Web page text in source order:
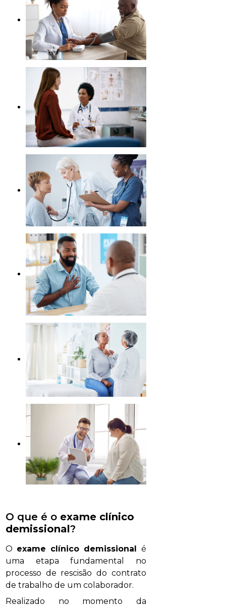
O que é o exame clínico
demissional?
O exame clínico demissional é
uma etapa fundamental no
processo de rescisão do contrato
de trabalho de um colaborador.
Realizado no momento da